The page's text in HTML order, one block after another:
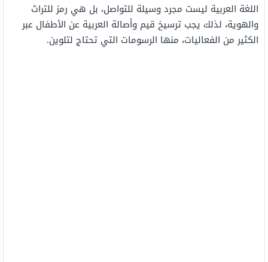
اللغة العربية ليست مجرد وسيلة للتواصل، بل هي رمز للتراث
والهوية، لذلك يجب ترسيخ قيم وأصالة العربية عن الأطفال عبر
الكثير من الفعاليات، منها الرسومات التي تحتاج لتلوين.